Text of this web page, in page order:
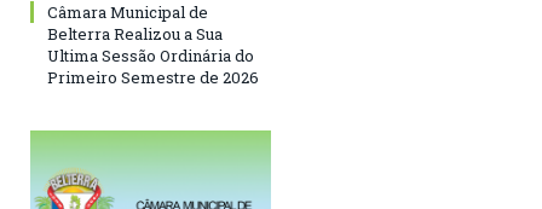
Câmara Municipal de
Belterra Realizou a Sua
Ultima Sessão Ordinária do
Primeiro Semestre de 2026